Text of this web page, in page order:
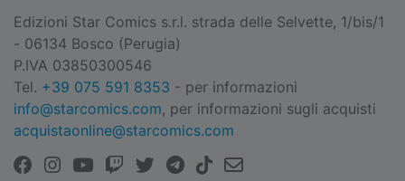
Edizioni Star Comics s.r.l. strada delle Selvette, 1/bis/1
- 06134 Bosco (Perugia)
P.IVA 03850300546
Tel. +39 075 591 8353 - per informazioni
info@starcomics.com, per informazioni sugli acquisti
acquistaonline@starcomics.com